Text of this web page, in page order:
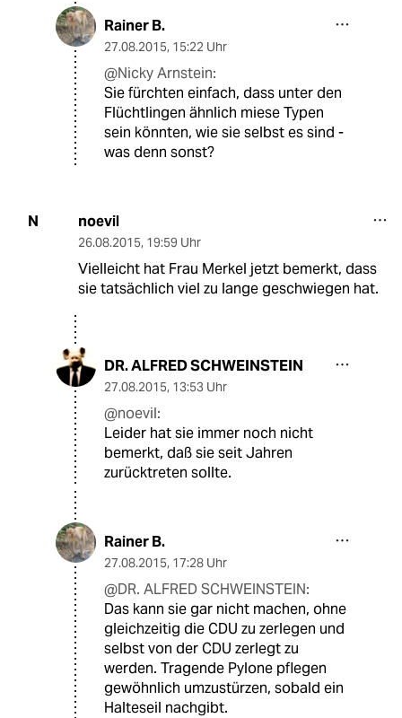
Rainer B.
27.08.2015, 15:22 Uhr
@Nicky Arnstein:
Sie fürchten einfach, dass unter den
Flüchtlingen ähnlich miese Typen
sein könnten, wie sie selbst es sind -
was denn sonst?
N noevil
26.08.2015, 19:59 Uhr
Vielleicht hat Frau Merkel jetzt bemerkt, dass
sie tatsächlich viel zu lange geschwiegen hat.
DR. ALFRED SCHWEINSTEIN
27.08.2015, 13:53 Uhr
@noevil:
Leider hat sie immer noch nicht
bemerkt, daß sie seit Jahren
zurücktreten sollte.
Rainer B.
27.08.2015, 17:28 Uhr
@DR. ALFRED SCHWEINSTEIN:
Das kann sie gar nicht machen, ohne
gleichzeitig die CDU zu zerlegen und
selbst von der CDU zerlegt zu
werden. Tragende Pylone pflegen
gewöhnlich umzustürzen, sobald ein
Halteseil nachgibt.